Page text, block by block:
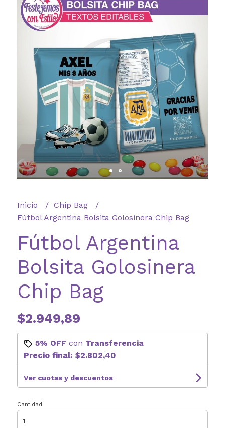
Inicio
Chip Bag
Fútbol Argentina Bolsita Golosinera Chip Bag
Fútbol Argentina
Bolsita Golosinera
Chip Bag
$2.949,89
5% OFF con Transferencia
Precio final: $2.802,40
Ver cuotas y descuentos
Cantidad